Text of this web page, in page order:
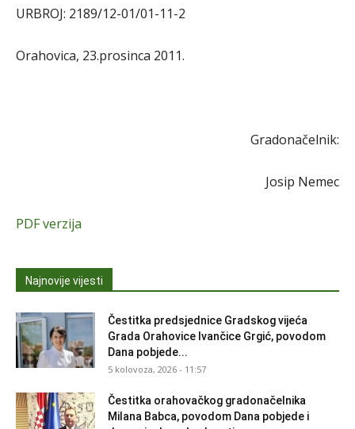
URBROJ: 2189/12-01/01-11-2
Orahovica, 23.prosinca 2011.
Gradonačelnik:
Josip Nemec
PDF verzija
Najnovije vijesti
Čestitka predsjednice Gradskog vijeća
Grada Orahovice Ivančice Grgić, povodom
Dana pobjede...
5 kolovoza, 2026 - 11:57
Čestitka orahovačkog gradonačelnika
Milana Babca, povodom Dana pobjede i